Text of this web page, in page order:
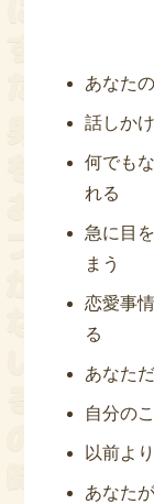
あなた
話しか
何でも
れる
急に目
まう
恋愛事
る
あなた
自分の
以前よ
あなた